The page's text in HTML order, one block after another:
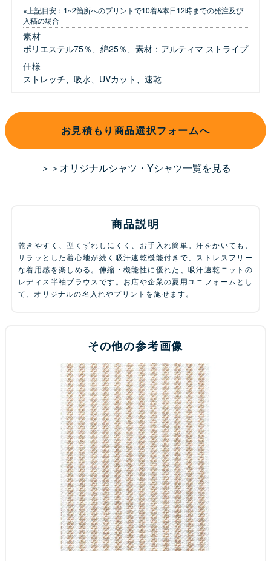
※上記目安：1~2箇所へのプリントで10着&本日12時までの発注及び
入稿の場合
素材
ポリエステル75％、綿25％、素材：アルティマ ストライプ
仕様
ストレッチ、吸水、UVカット、速乾
お見積もり商品選択フォームへ
＞＞オリジナルシャツ・Yシャツ一覧を見る
商品説明
乾きやすく、型くずれしにくく、お手入れ簡単。汗をかいても、
サラッとした着心地が続く吸汗速乾機能付きで、ストレスフリー
な着用感を楽しめる。伸縮・機能性に優れた、吸汗速乾ニットの
レディス半袖ブラウスです。お店や企業の夏用ユニフォームとし
て、オリジナルの名入れやプリントを施せます。
その他の参考画像